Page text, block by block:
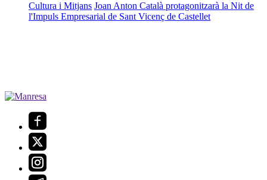
Cultura i Mitjans Joan Anton Català protagonitzarà la Nit de
l'Impuls Empresarial de Sant Vicenç de Castellet